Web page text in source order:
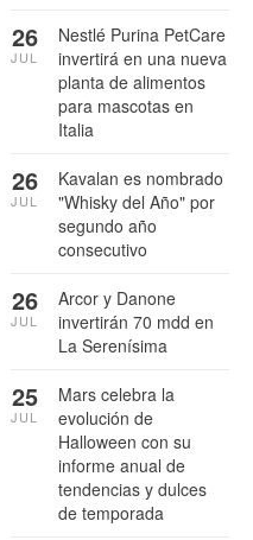
Nestlé Purina PetCare
invertirá en una nueva
planta de alimentos
para mascotas en
Italia
26
JUL
Kavalan es nombrado
"Whisky del Año" por
segundo año
consecutivo
26
JUL
Arcor y Danone
invertirán 70 mdd en
La Serenísima
26
JUL
Mars celebra la
evolución de
Halloween con su
informe anual de
tendencias y dulces
de temporada
25
JUL